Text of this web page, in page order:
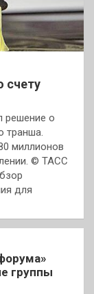
счету
решение о
транша.
миллионов
© ТАСС
для
группы